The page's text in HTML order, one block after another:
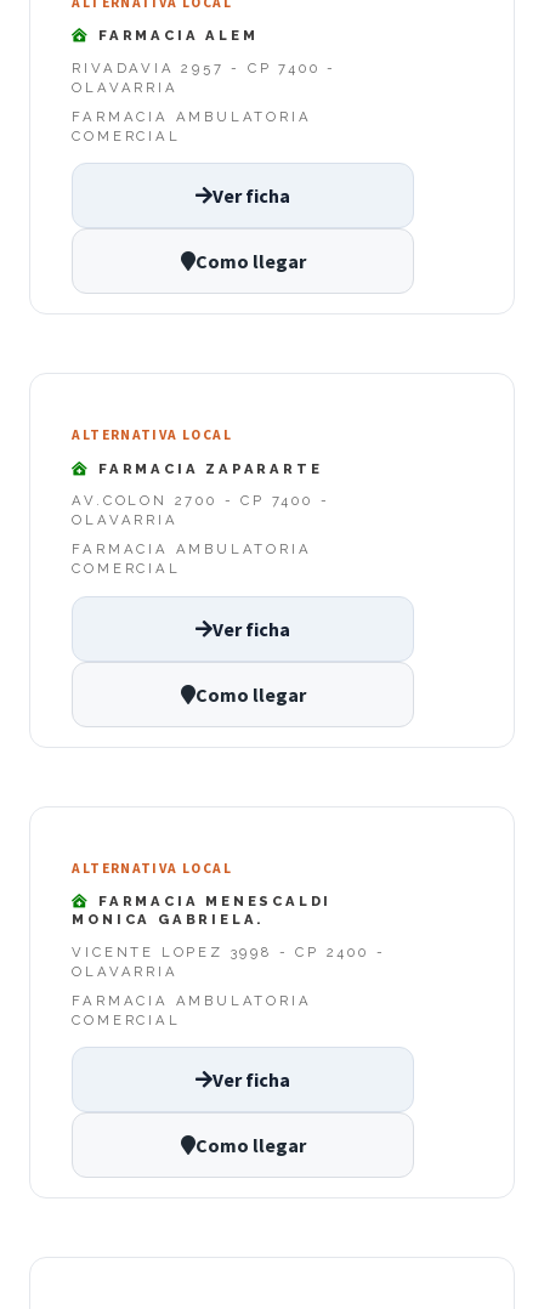
FARMACIA ALEM
RIVADAVIA 2957 - CP 7400 -
OLAVARRIA
FARMACIA AMBULATORIA
COMERCIAL
Ver ficha
Como llegar
ALTERNATIVA LOCAL
FARMACIA ZAPARARTE
AV.COLON 2700 - CP 7400 -
OLAVARRIA
FARMACIA AMBULATORIA
COMERCIAL
Ver ficha
Como llegar
ALTERNATIVA LOCAL
FARMACIA MENESCALDI
MONICA GABRIELA.
VICENTE LOPEZ 3998 - CP 2400 -
OLAVARRIA
FARMACIA AMBULATORIA
COMERCIAL
Ver ficha
Como llegar